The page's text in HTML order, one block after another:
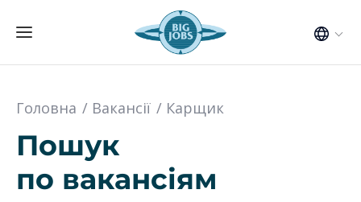
Головна Вакансії Карщик
Пошук
по вакансіям